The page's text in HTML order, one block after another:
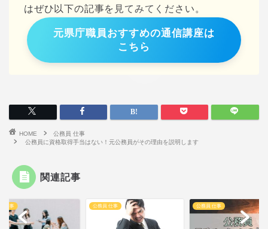
はぜひ以下の記事を見てみてください。
元県庁職員おすすめの通信講座は
こちら
HOME
公務員 仕事
公務員に資格取得手当はない！元公務員がその理由を説明します
関連記事
仕事 公務員 仕事 公務員 仕事